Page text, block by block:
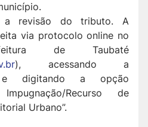
a revisão do tributo. A
via protocolo online no
de Taubaté
), acessando a
e digitando a opção
Recurso de
Urbano”.